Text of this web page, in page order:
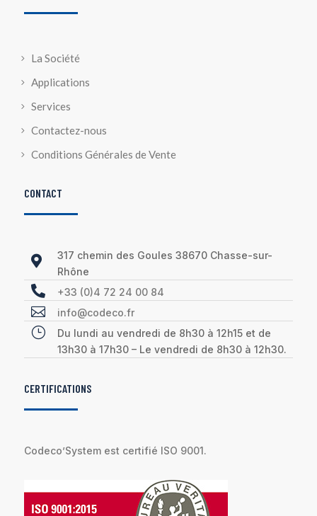
La Société
Applications
Services
Contactez-nous
Conditions Générales de Vente
CONTACT

317 chemin des Goules 38670 Chasse-sur-
Rhône
 +33 (0)4 72 24 00 84
 info@codeco.fr
}
Du lundi au vendredi de 8h30 à 12h15 et de
13h30 à 17h30 – Le vendredi de 8h30 à 12h30.
CERTIFICATIONS
Codeco’System est certifié ISO 9001.